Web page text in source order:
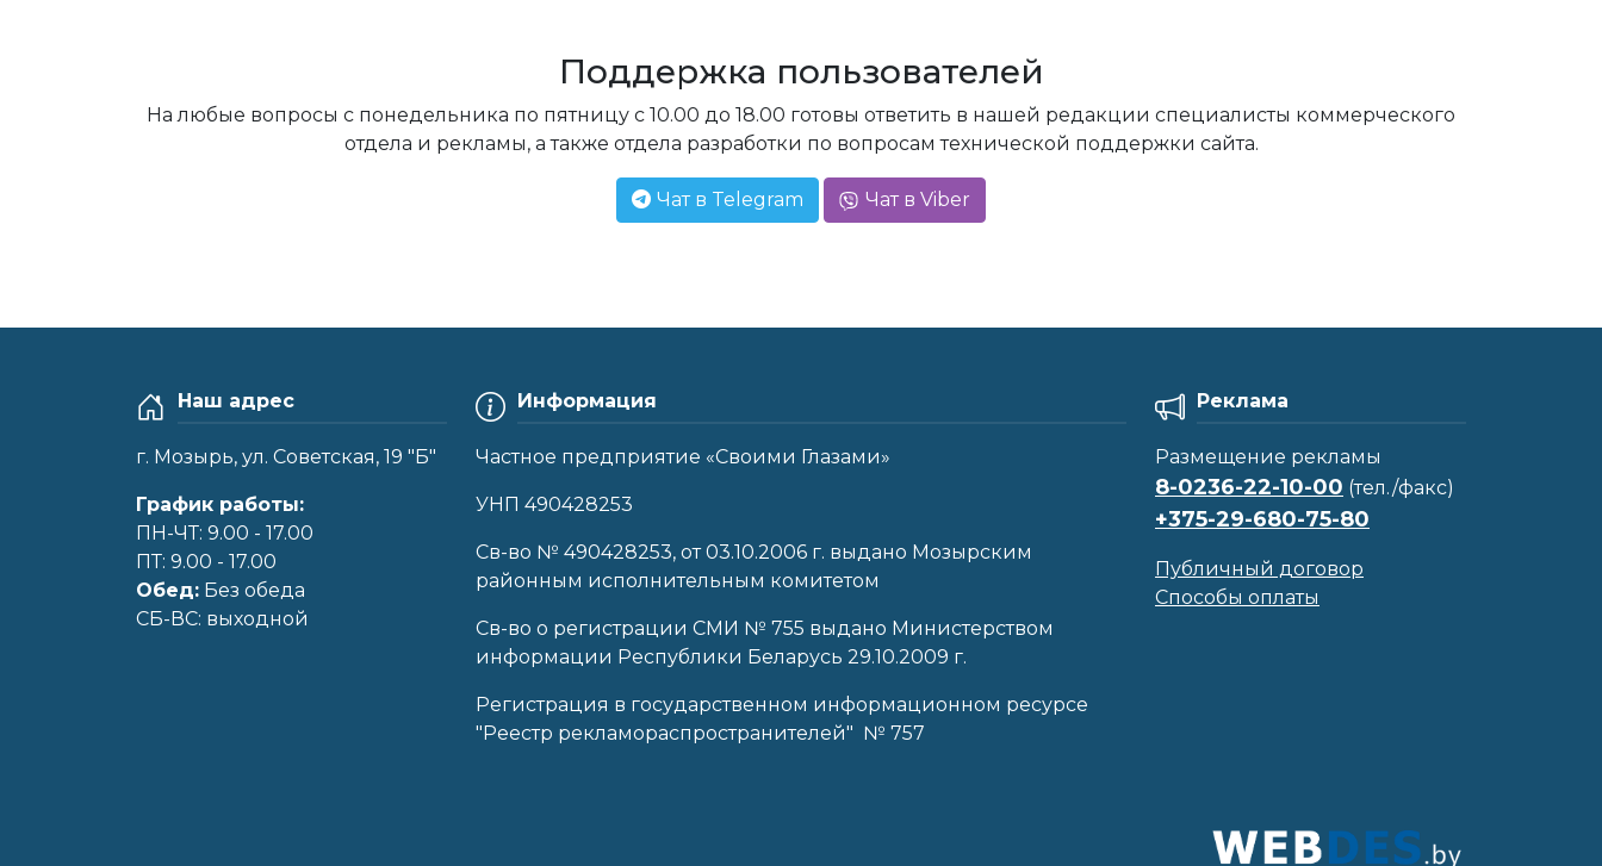
Поддержка пользователей
На любые вопросы с понедельника по пятницу с 10.00 до 18.00 готовы ответить в нашей редакции специалисты коммерческого
отдела и рекламы, а также отдела разработки по вопросам технической поддержки сайта.
Чат в Telegram Чат в Viber
Наш адрес
г. Мозырь, ул. Советская, 19 "Б"
График работы:
ПН-ЧТ: 9.00 - 17.00
ПТ: 9.00 - 17.00
Обед: Без обеда
CБ-ВС: выходной
Информация
Частное предприятие «Своими Глазами»
УНП 490428253
Cв-во № 490428253, от 03.10.2006 г. выдано Мозырским
районным исполнительным комитетом
Св-во о регистрации СМИ № 755 выдано Министерством
информации Республики Беларусь 29.10.2009 г.
Регистрация в государственном информационном ресурсе
"Реестр рекламораспространителей" № 757
Реклама
Размещение рекламы
8-0236-22-10-00 (тел./факс)
+375-29-680-75-80
Публичный договор
Способы оплаты